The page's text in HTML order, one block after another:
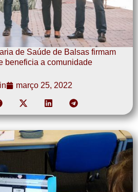
de Saúde de Balsas firmam
beneficia a comunidade
março 25, 2022